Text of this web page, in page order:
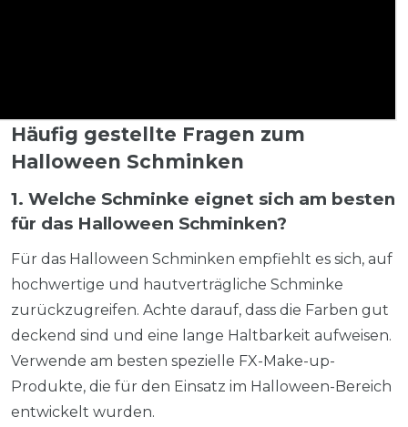
Häufig gestellte Fragen zum
Halloween Schminken
1. Welche Schminke eignet sich am besten
für das Halloween Schminken?
Für das Halloween Schminken empfiehlt es sich, auf
hochwertige und hautverträgliche Schminke
zurückzugreifen. Achte darauf, dass die Farben gut
deckend sind und eine lange Haltbarkeit aufweisen.
Verwende am besten spezielle FX-Make-up-
Produkte, die für den Einsatz im Halloween-Bereich
entwickelt wurden.